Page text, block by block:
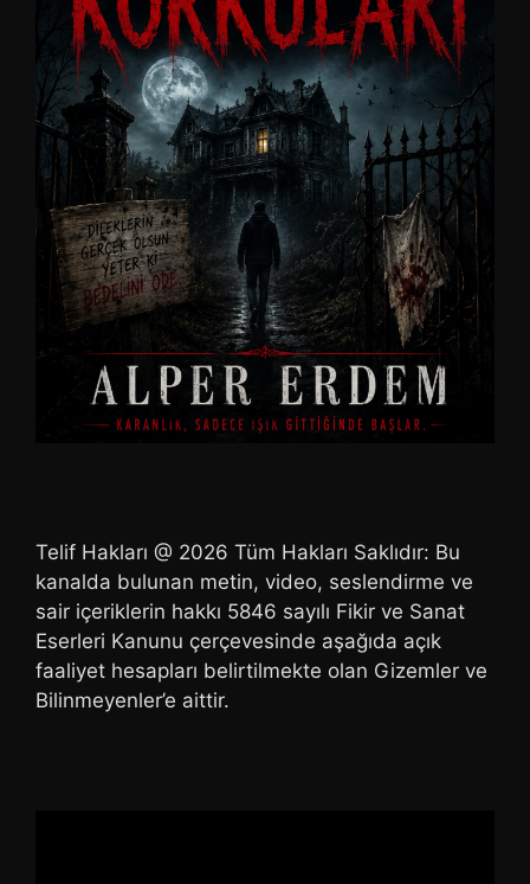
Telif Hakları @ 2026 Tüm Hakları Saklıdır: Bu
kanalda bulunan metin, video, seslendirme ve
sair içeriklerin hakkı 5846 sayılı Fikir ve Sanat
Eserleri Kanunu çerçevesinde aşağıda açık
faaliyet hesapları belirtilmekte olan Gizemler ve
Bilinmeyenler’e aittir.